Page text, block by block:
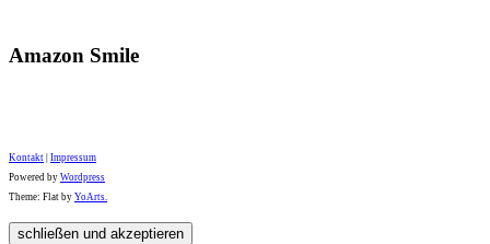
Amazon Smile
Kontakt Impressum
Powered by Wordpress
Theme: Flat by YoArts.